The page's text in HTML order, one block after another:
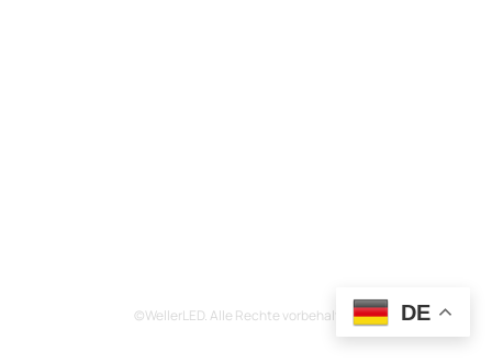
©WellerLED. Alle Rechte vorbehalten. DE